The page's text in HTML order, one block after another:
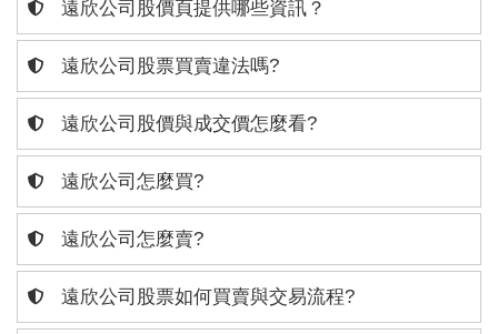
遠欣公司股價頁提供哪些資訊？
遠欣公司股票買賣違法嗎?
遠欣公司股價與成交價怎麼看?
遠欣公司怎麼買?
遠欣公司怎麼賣?
遠欣公司股票如何買賣與交易流程?